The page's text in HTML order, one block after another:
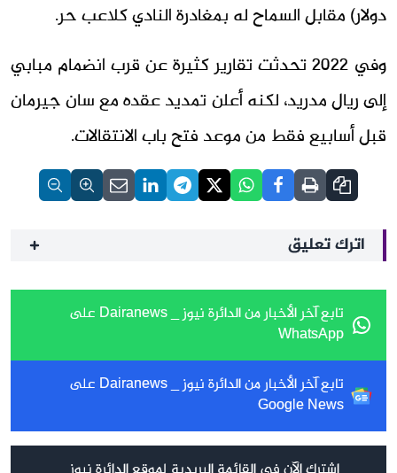
دولار) مقابل السماح له بمغادرة النادي كلاعب حر.
وفي 2022 تحدثت تقارير كثيرة عن قرب انضمام مبابي
إلى ريال مدريد، لكنه أعلن تمديد عقده مع سان جيرمان
قبل أسابيع فقط من موعد فتح باب الانتقالات.
اترك تعليق
تابع آخر الأخبار من الدائرة نيوز _ Dairanews على
WhatsApp
تابع آخر الأخبار من الدائرة نيوز _ Dairanews على
Google News